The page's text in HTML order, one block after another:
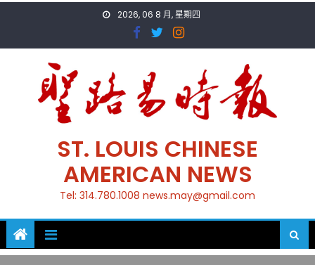
2026, 06 8 月, 星期四
ST. LOUIS CHINESE
AMERICAN NEWS
Tel: 314.780.1008 news.may@gmail.com